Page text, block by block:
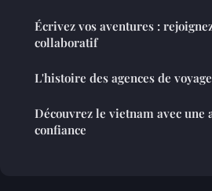
Écrivez vos aventures :
collaboratif
L'histoire des agences de voyage
Découvrez le vietnam avec une
confiance